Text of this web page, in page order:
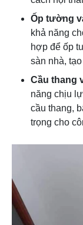
Ốp tường
khả năng
hợp để ốp
sàn nhà,
Cầu thang
năng chịu
cầu thang,
trọng cho